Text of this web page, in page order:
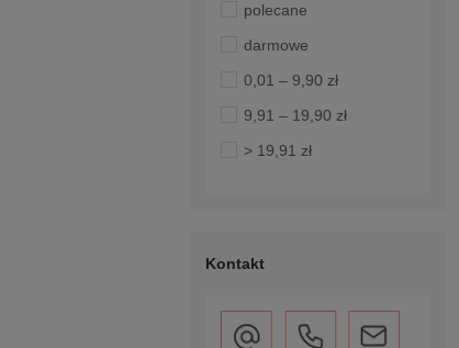
polecane
darmowe
0,01 – 9,90 zł
9,91 – 19,90 zł
> 19,91 zł
Kontakt